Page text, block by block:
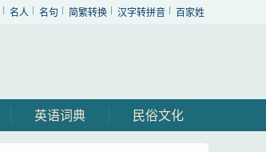
名人 名句 简繁转换 汉字转拼音 百家姓
英语词典 民俗文化